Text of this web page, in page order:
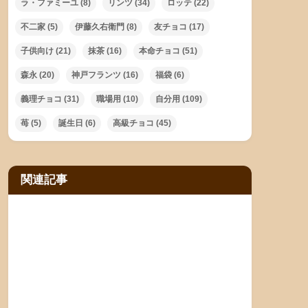
ラ・ファミーユ (8) リンツ (34) ロッテ (22)
不二家 (5) 伊藤久右衛門 (8) 友チョコ (17)
子供向け (21) 抹茶 (16) 本命チョコ (51)
森永 (20) 神戸フランツ (16) 福袋 (6)
義理チョコ (31) 職場用 (10) 自分用 (109)
苺 (5) 誕生日 (6) 高級チョコ (45)
関連記事